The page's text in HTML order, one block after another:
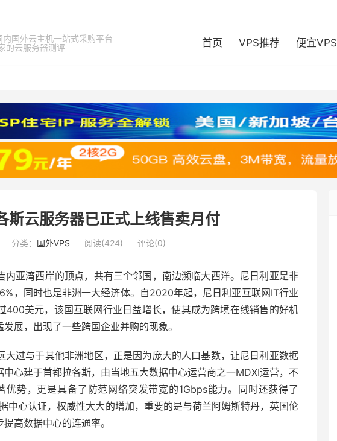
国外云主机一站式采购平台
的云服务器测评
首页 VPS推荐 便宜VPS
斯云服务器已正式上线售卖月付
分类： 国外VPS 阅读(424) 评论(0)
内亚湾西岸的顶点，共有三个邻国，南边濒临大西洋。尼日利亚是非
，同时也是非洲一大经济体。自2020年起，尼日利亚互联网IT行业
400美元，该国互联网行业日益增长，使其成为跨境在线销售的好机
展，出现了一些跨国企业并购的现象。
大过与于其他非洲地区，正是因为庞大的人口基数，让尼日利亚数据
心建于首都拉各斯，由当地五大数据中心运营商之一MDXI运营，不
势，更是具备了防范网络突发带宽的1Gbps能力。同时还获得了
心认证，权威性大大的增加，重要的是与荷兰阿姆斯特丹，英国伦
高数据中心的连通率。